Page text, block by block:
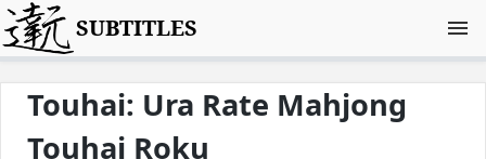
SUBTITLES
Touhai: Ura Rate Mahjong
Touhai Roku